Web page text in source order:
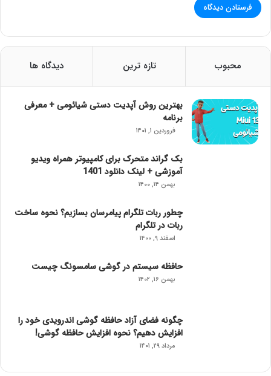
محبوب تازه ترین دیدگاه ها
بهترین روش آپدیت دستی شیائومی + معرفی
برنامه
فروردین ۱, ۱۴۰۱
بک گراند متحرک برای کامپیوتر همراه ویدیو
آموزشی + لینک دانلود 1401
بهمن ۱۴, ۱۴۰۰
چطور ربات تلگرام پیامرسان بسازیم؟ نحوه ساخت
ربات در تلگرام
اسفند ۹, ۱۴۰۰
حافظه سیستم در گوشی سامسونگ چیست
بهمن ۱۶, ۱۴۰۲
چگونه فضای آزاد حافظه گوشی اندرویدی خود را
افزایش دهیم؟ نحوه افزایش حافظه گوشی!
مرداد ۲۹, ۱۴۰۱